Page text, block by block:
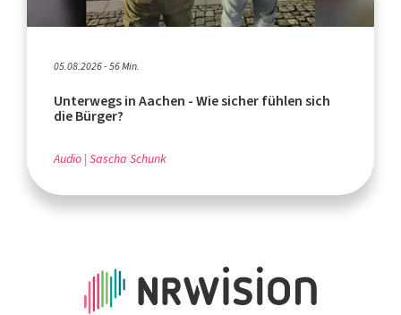
05.08.2026 - 56 Min.
Unterwegs in Aachen - Wie sicher fühlen sich
die Bürger?
Audio Sascha Schunk